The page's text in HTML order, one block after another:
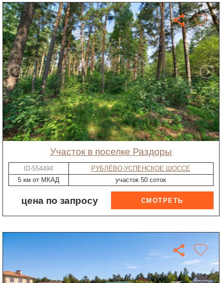
участок в поселке Раздоры
ID-554494
РУБЛЁВО-УСПЕНСКОЕ ШОССЕ
5 км от МКАД
участок 50 соток
цена по запросу